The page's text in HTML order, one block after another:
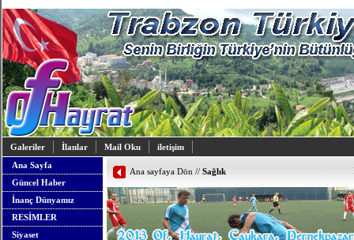
Galeriler İlanlar Mail Oku
iletişim
Ana Sayfa
Güncel Haber
İnanç Dünyamız
RESİMLER
Siyaset
Ana sayfaya Dön // Sağlık